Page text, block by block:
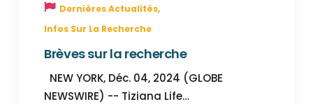
Dernières Actualités,
Infos Sur La Recherche
Brèves sur la recherche
NEW YORK, Déc. 04, 2024 (GLOBE
NEWSWIRE) -- Tiziana Life…